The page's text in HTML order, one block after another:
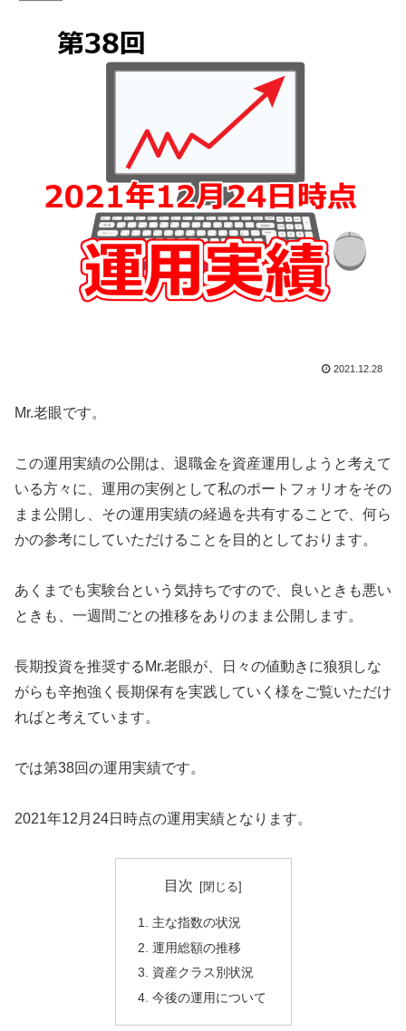
2021.12.28
Mr.老眼です。
この運用実績の公開は、退職金を資産運用しようと考えて
いる方々に、運用の実例として私のポートフォリオをその
まま公開し、その運用実績の経過を共有することで、何ら
かの参考にしていただけることを目的としております。
あくまでも実験台という気持ちですので、良いときも悪い
ときも、一週間ごとの推移をありのまま公開します。
長期投資を推奨するMr.老眼が、日々の値動きに狼狽しな
がらも辛抱強く長期保有を実践していく様をご覧いただけ
ればと考えています。
では第38回の運用実績です。
2021年12月24日時点の運用実績となります。
目次
主な指数の状況
運用総額の推移
資産クラス別状況
今後の運用について